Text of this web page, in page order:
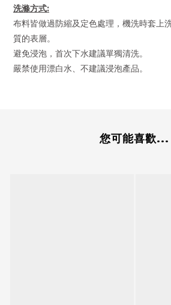
洗滌方式:
布料皆做過防縮及定色處理，機洗時套上
質的表層。
避免浸泡，首次下水建議單獨清洗。
嚴禁使用漂白水、不建議浸泡產品。
您可能喜歡...